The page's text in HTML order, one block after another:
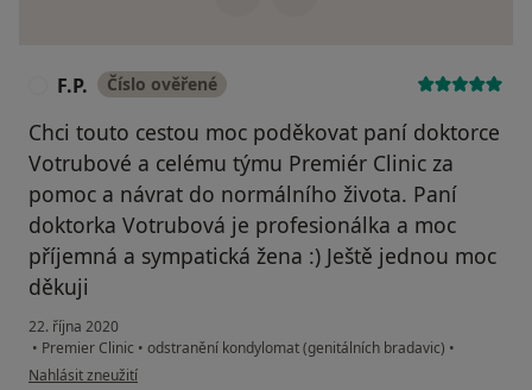
F.P. Číslo ověřené
Chci touto cestou moc poděkovat paní doktorce
Votrubové a celému týmu Premiér Clinic za
pomoc a návrat do normálního života. Paní
doktorka Votrubová je profesionálka a moc
příjemná a sympatická žena :) Ještě jednou moc
děkuji
22. října 2020
• Premier Clinic • odstranění kondylomat (genitálních bradavic) •
podle názoru uživatele F.P.
Nahlásit zneužití